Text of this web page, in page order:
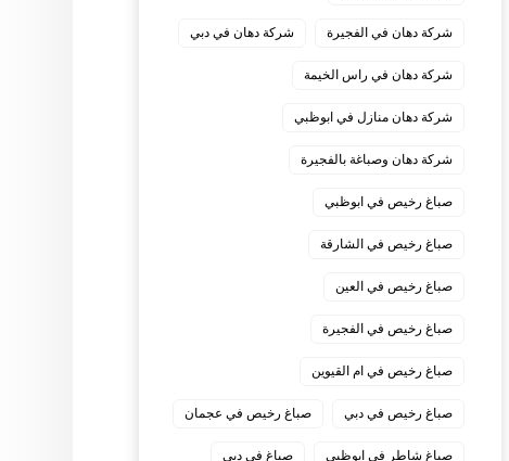
شركة دهان في الفجيرة شركة دهان في دبي
شركة دهان في راس الخيمة
شركة دهان منازل في ابوظبي
شركة دهان وصباغة بالفجيرة
صباغ رخيص في ابوظبي
صباغ رخيص في الشارقة
صباغ رخيص في العين
صباغ رخيص في الفجيرة
صباغ رخيص في ام القيوين
صباغ رخيص في دبي صباغ رخيص في عجمان
صباغ شاطر في ابوظبي صباغ في دبي